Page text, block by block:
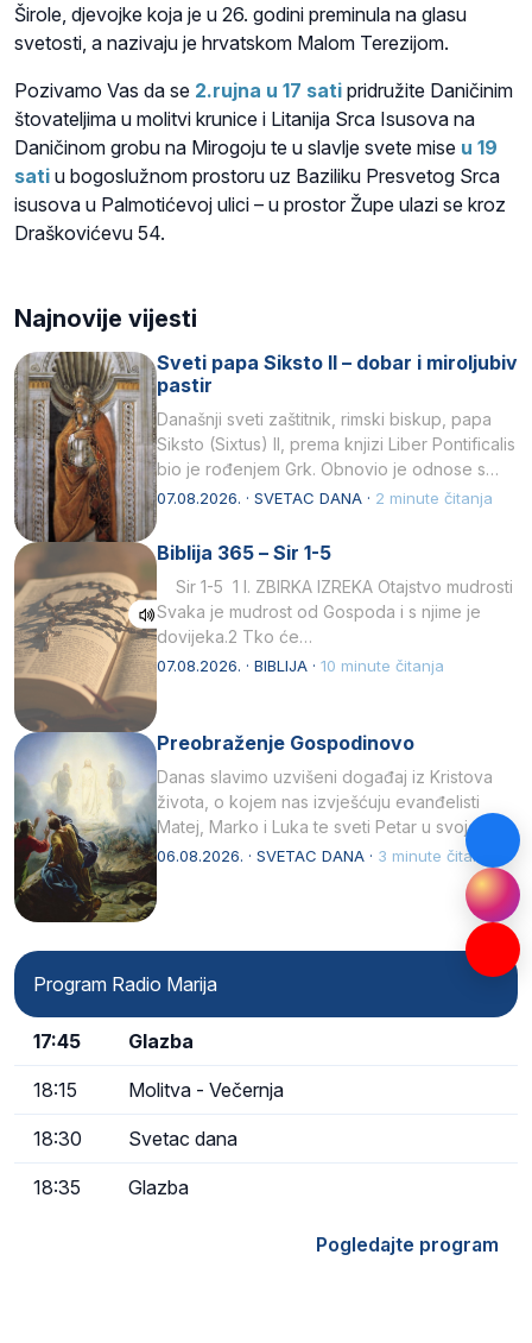
Širole, djevojke koja je u 26. godini preminula na glasu
svetosti, a nazivaju je hrvatskom Malom Terezijom.
Pozivamo Vas da se 2.rujna u 17 sati pridružite Daničinim
štovateljima u molitvi krunice i Litanija Srca Isusova na
Daničinom grobu na Mirogoju te u slavlje svete mise u 19
sati u bogoslužnom prostoru uz Baziliku Presvetog Srca
isusova u Palmotićevoj ulici – u prostor Župe ulazi se kroz
Draškovićevu 54.
Najnovije vijesti
Sveti papa Siksto II – dobar i miroljubiv
pastir
Današnji sveti zaštitnik, rimski biskup, papa
Siksto (Sixtus) II, prema knjizi Liber Pontificalis
bio je rođenjem Grk. Obnovio je odnose s
afričkim…
07.08.2026. · SVETAC DANA · 2 minute čitanja
Biblija 365 – Sir 1-5
Sir 1-5 1 I. ZBIRKA IZREKA Otajstvo mudrosti
Svaka je mudrost od Gospoda i s njime je
dovijeka.2 Tko će…
07.08.2026. · BIBLIJA · 10 minute čitanja
Preobraženje Gospodinovo
Danas slavimo uzvišeni događaj iz Kristova
života, o kojem nas izvješćuju evanđelisti
Matej, Marko i Luka te sveti Petar u svojoj
drugoj…
06.08.2026. · SVETAC DANA · 3 minute čitanja
Program Radio Marija
17:45 Glazba
18:15 Molitva - Večernja
18:30 Svetac dana
18:35 Glazba
Pogledajte program